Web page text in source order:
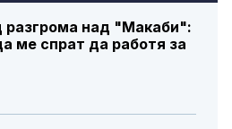
разгрома над "Макаби":
ме спрат да работя за